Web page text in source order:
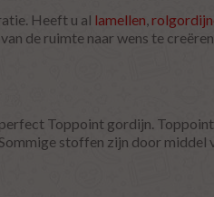
Heeft u al lamellen
de ruimte naar wens te creëren.
Toppoint gordijn.
stoffen zijn door